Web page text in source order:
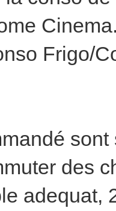
Frigo/
des
adequat,